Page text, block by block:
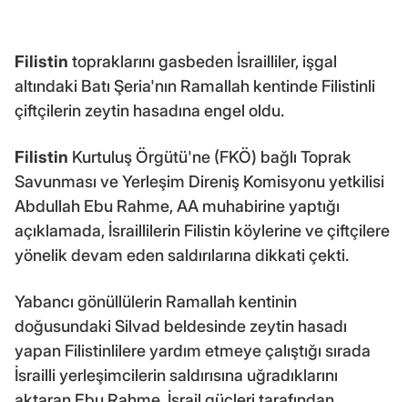
Filistin topraklarını gasbeden İsrailliler, işgal
altındaki Batı Şeria'nın Ramallah kentinde Filistinli
çiftçilerin zeytin hasadına engel oldu.
Filistin Kurtuluş Örgütü'ne (FKÖ) bağlı Toprak
Savunması ve Yerleşim Direniş Komisyonu yetkilisi
Abdullah Ebu Rahme, AA muhabirine yaptığı
açıklamada, İsraillilerin Filistin köylerine ve çiftçilere
yönelik devam eden saldırılarına dikkati çekti.
Yabancı gönüllülerin Ramallah kentinin
doğusundaki Silvad beldesinde zeytin hasadı
yapan Filistinlilere yardım etmeye çalıştığı sırada
İsrailli yerleşimcilerin saldırısına uğradıklarını